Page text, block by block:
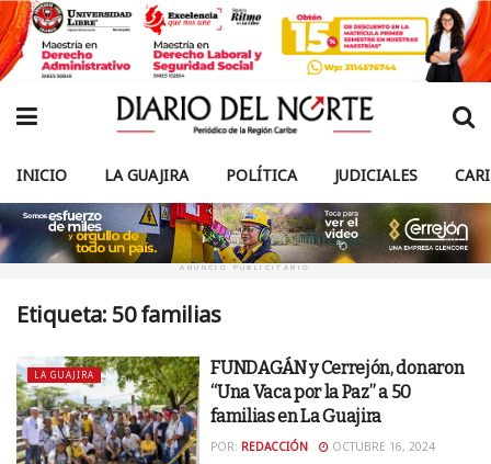
INICIO LA GUAJIRA POLÍTICA JUDICIALES
ANUNCIO PUBLICITARIO
Etiqueta: 50 familias
LA GUAJIRA
FUNDAGÁN y Cerrejón, donaron
“Una Vaca por la Paz” a 50
familias en La Guajira
POR: REDACCIÓN OCTUBRE 16, 2024